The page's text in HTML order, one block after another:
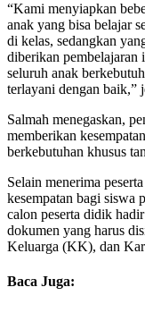
“Kami menyiapkan
anak yang bisa belajar
di kelas, sedangkan
diberikan pembelajaran
seluruh anak
terlayani dengan baik,”
Salmah menegaskan,
memberikan
berkebutuhan khusus
Selain menerima
kesempatan bagi siswa
calon peserta didik
dokumen yang harus
Keluarga (KK), dan
Baca Juga: